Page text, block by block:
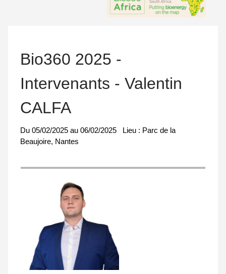
Bio360 2025 -
Intervenants - Valentin
CALFA
Du 05/02/2025 au 06/02/2025 Lieu : Parc de la
Beaujoire, Nantes